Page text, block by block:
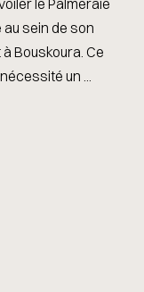
sein de son
Bouskoura. Ce
un ...